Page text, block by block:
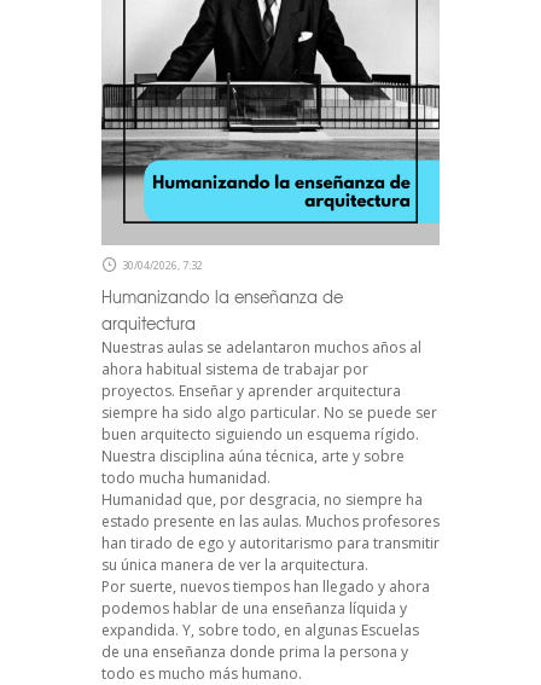
30/04/2026, 7:32
Humanizando la enseñanza de
arquitectura
Nuestras aulas se adelantaron muchos años al
ahora habitual sistema de trabajar por
proyectos. Enseñar y aprender arquitectura
siempre ha sido algo particular. No se puede ser
buen arquitecto siguiendo un esquema rígido.
Nuestra disciplina aúna técnica, arte y sobre
todo mucha humanidad.
Humanidad que, por desgracia, no siempre ha
estado presente en las aulas. Muchos profesores
han tirado de ego y autoritarismo para transmitir
su única manera de ver la arquitectura.
Por suerte, nuevos tiempos han llegado y ahora
podemos hablar de una enseñanza líquida y
expandida. Y, sobre todo, en algunas Escuelas
de una enseñanza donde prima la persona y
todo es mucho más humano.